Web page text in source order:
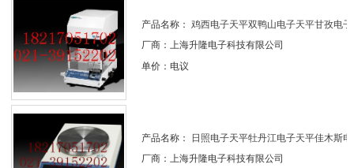
产品名称： 鸡西电子天平双鸭山电子天平甘孜电子
厂商：上海升隆电子科技有限公司
单价：电议
产品名称： 日照电子天平牡丹江电子天平佳木斯
厂商：上海升隆电子科技有限公司